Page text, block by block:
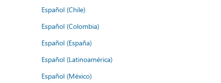
Español (Chile)
Español (Colombia)
Español (España)
Español (Latinoamérica)
Español (México)